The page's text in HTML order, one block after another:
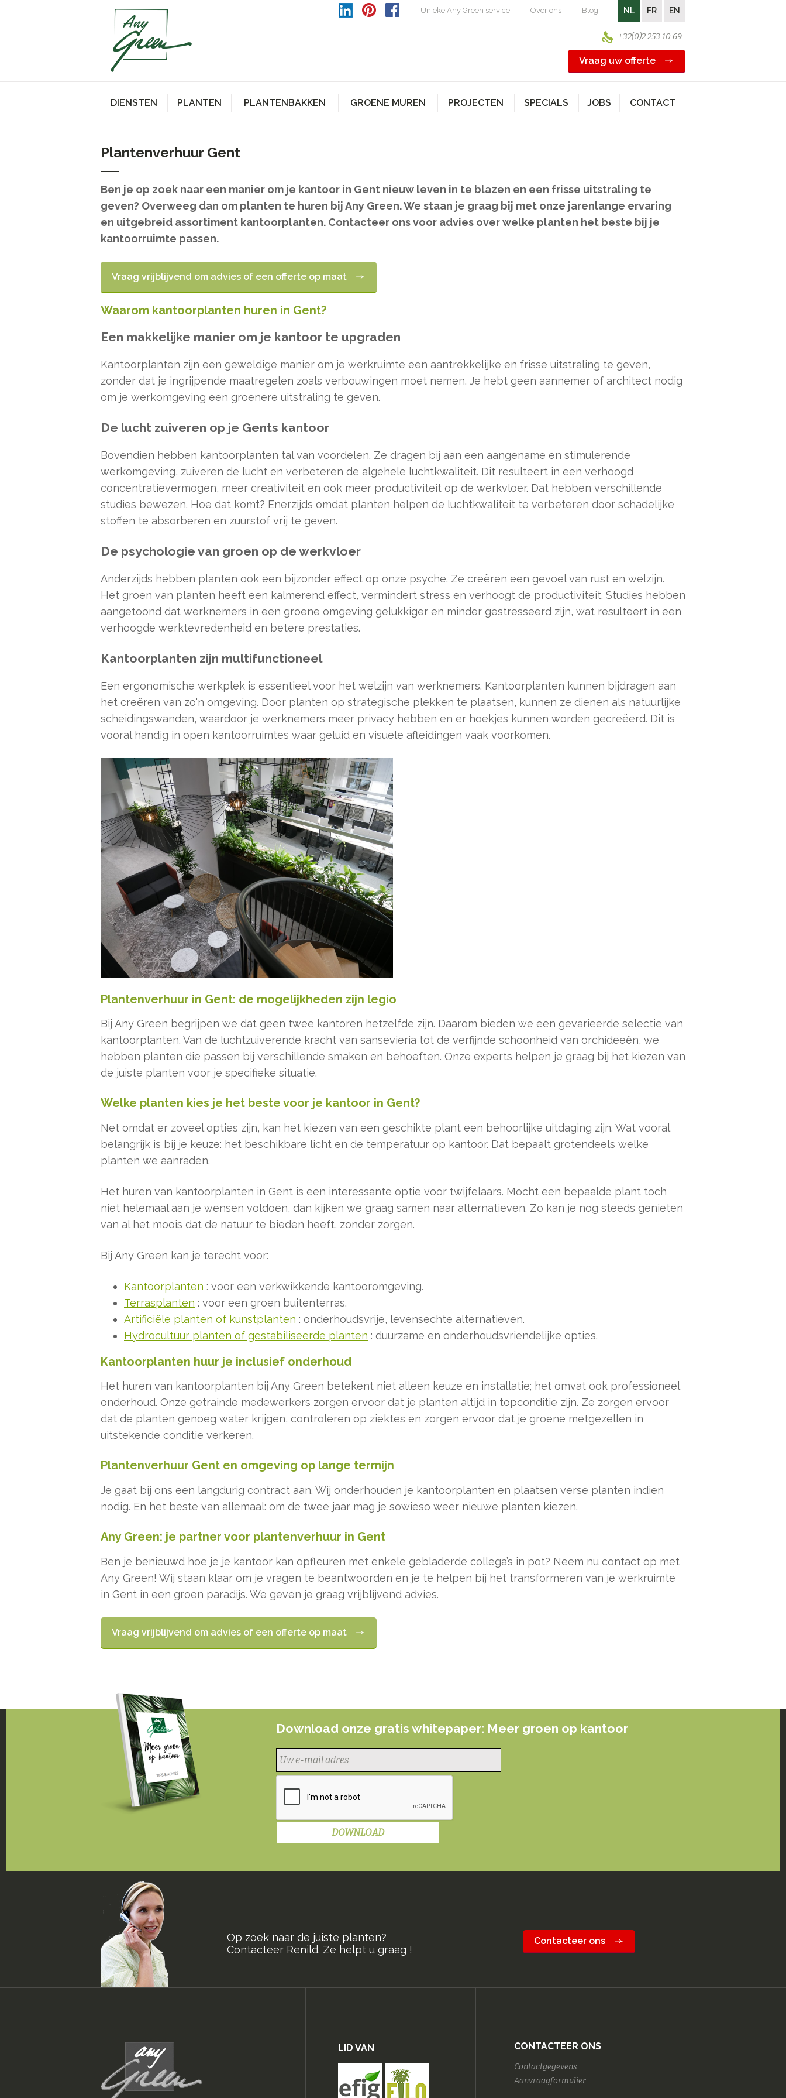
Unieke Any Green service Over ons Blog NL FR EN
+32(0)2 253 10 69
Vraag uw offerte
DIENSTEN PLANTEN PLANTENBAKKEN GROENE MUREN PROJECTEN SPECIALS JOBS CONTACT
Plantenverhuur Gent
Ben je op zoek naar een manier om je kantoor in Gent nieuw leven in te blazen en een frisse uitstraling te
geven? Overweeg dan om planten te huren bij Any Green. We staan je graag bij met onze jarenlange ervaring
en uitgebreid assortiment kantoorplanten. Contacteer ons voor advies over welke planten het beste bij je
kantoorruimte passen.
Vraag vrijblijvend om advies of een offerte op maat
Waarom kantoorplanten huren in Gent?
Een makkelijke manier om je kantoor te upgraden
Kantoorplanten zijn een geweldige manier om je werkruimte een aantrekkelijke en frisse uitstraling te geven,
zonder dat je ingrijpende maatregelen zoals verbouwingen moet nemen. Je hebt geen aannemer of architect nodig
om je werkomgeving een groenere uitstraling te geven.
De lucht zuiveren op je Gents kantoor
Bovendien hebben kantoorplanten tal van voordelen. Ze dragen bij aan een aangename en stimulerende
werkomgeving, zuiveren de lucht en verbeteren de algehele luchtkwaliteit. Dit resulteert in een verhoogd
concentratievermogen, meer creativiteit en ook meer productiviteit op de werkvloer. Dat hebben verschillende
studies bewezen. Hoe dat komt? Enerzijds omdat planten helpen de luchtkwaliteit te verbeteren door schadelijke
stoffen te absorberen en zuurstof vrij te geven.
De psychologie van groen op de werkvloer
Anderzijds hebben planten ook een bijzonder effect op onze psyche. Ze creëren een gevoel van rust en welzijn.
Het groen van planten heeft een kalmerend effect, vermindert stress en verhoogt de productiviteit. Studies hebben
aangetoond dat werknemers in een groene omgeving gelukkiger en minder gestresseerd zijn, wat resulteert in een
verhoogde werktevredenheid en betere prestaties.
Kantoorplanten zijn multifunctioneel
Een ergonomische werkplek is essentieel voor het welzijn van werknemers. Kantoorplanten kunnen bijdragen aan
het creëren van zo'n omgeving. Door planten op strategische plekken te plaatsen, kunnen ze dienen als natuurlijke
scheidingswanden, waardoor je werknemers meer privacy hebben en er hoekjes kunnen worden gecreëerd. Dit is
vooral handig in open kantoorruimtes waar geluid en visuele afleidingen vaak voorkomen.
Plantenverhuur in Gent: de mogelijkheden zijn legio
Bij Any Green begrijpen we dat geen twee kantoren hetzelfde zijn. Daarom bieden we een gevarieerde selectie van
kantoorplanten. Van de luchtzuiverende kracht van sansevieria tot de verfijnde schoonheid van orchideeën, we
hebben planten die passen bij verschillende smaken en behoeften. Onze experts helpen je graag bij het kiezen van
de juiste planten voor je specifieke situatie.
Welke planten kies je het beste voor je kantoor in Gent?
Net omdat er zoveel opties zijn, kan het kiezen van een geschikte plant een behoorlijke uitdaging zijn. Wat vooral
belangrijk is bij je keuze: het beschikbare licht en de temperatuur op kantoor. Dat bepaalt grotendeels welke
planten we aanraden.
Het huren van kantoorplanten in Gent is een interessante optie voor twijfelaars. Mocht een bepaalde plant toch
niet helemaal aan je wensen voldoen, dan kijken we graag samen naar alternatieven. Zo kan je nog steeds genieten
van al het moois dat de natuur te bieden heeft, zonder zorgen.
Bij Any Green kan je terecht voor:
Kantoorplanten : voor een verkwikkende kantooromgeving.
Terrasplanten : voor een groen buitenterras.
Artificiële planten of kunstplanten : onderhoudsvrije, levensechte alternatieven.
Hydrocultuur planten of gestabiliseerde planten : duurzame en onderhoudsvriendelijke opties.
Kantoorplanten huur je inclusief onderhoud
Het huren van kantoorplanten bij Any Green betekent niet alleen keuze en installatie; het omvat ook professioneel
onderhoud. Onze getrainde medewerkers zorgen ervoor dat je planten altijd in topconditie zijn. Ze zorgen ervoor
dat de planten genoeg water krijgen, controleren op ziektes en zorgen ervoor dat je groene metgezellen in
uitstekende conditie verkeren.
Plantenverhuur Gent en omgeving op lange termijn
Je gaat bij ons een langdurig contract aan. Wij onderhouden je kantoorplanten en plaatsen verse planten indien
nodig. En het beste van allemaal: om de twee jaar mag je sowieso weer nieuwe planten kiezen.
Any Green: je partner voor plantenverhuur in Gent
Ben je benieuwd hoe je je kantoor kan opfleuren met enkele gebladerde collega’s in pot? Neem nu contact op met
Any Green! Wij staan klaar om je vragen te beantwoorden en je te helpen bij het transformeren van je werkruimte
in Gent in een groen paradijs. We geven je graag vrijblijvend advies.
Vraag vrijblijvend om advies of een offerte op maat
Download onze gratis whitepaper: Meer groen op kantoor
Op zoek naar de juiste planten?
Contacteer Renild. Ze helpt u graag !
Contacteer ons
LID VAN CONTACTEER ONS
Contactgegevens
Aanvraagformulier